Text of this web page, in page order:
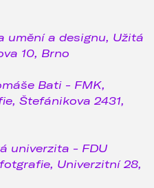
umění a designu, Užitá
10, Brno
Bati - FMK,
Štefánikova 2431,
univerzita - FDU
Univerzitní 28,